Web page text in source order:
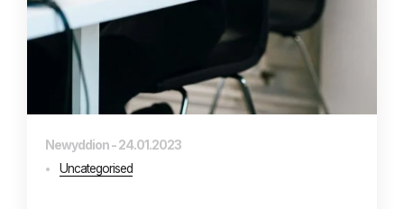
Newyddion - 24.01.2023
Uncategorised